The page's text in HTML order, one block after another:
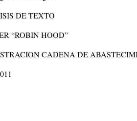
DE TEXTO
“ROBIN HOOD”
CADENA DE